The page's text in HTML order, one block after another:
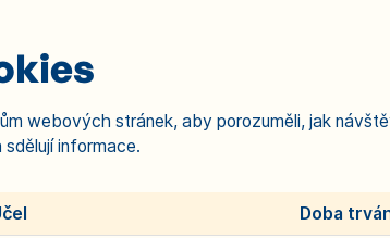
webových stránek, aby porozuměli, jak
informace.
Doba